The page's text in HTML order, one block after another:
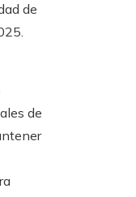
de
de